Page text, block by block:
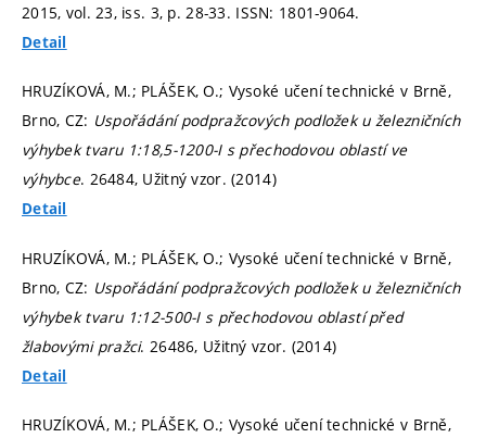
2015, vol. 23, iss. 3, p. 28-33. ISSN: 1801-9064.
Detail
HRUZÍKOVÁ, M.; PLÁŠEK, O.; Vysoké učení technické v Brně,
Brno, CZ: Uspořádání podpražcových podložek u železničních
výhybek tvaru 1:18,5-1200-I s přechodovou oblastí ve
výhybce. 26484, Užitný vzor. (2014)
Detail
HRUZÍKOVÁ, M.; PLÁŠEK, O.; Vysoké učení technické v Brně,
Brno, CZ: Uspořádání podpražcových podložek u železničních
výhybek tvaru 1:12-500-I s přechodovou oblastí před
žlabovými pražci. 26486, Užitný vzor. (2014)
Detail
HRUZÍKOVÁ, M.; PLÁŠEK, O.; Vysoké učení technické v Brně,